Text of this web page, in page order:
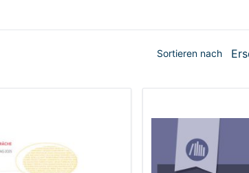
Sortieren nach